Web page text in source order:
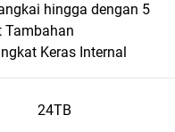
hingga dengan 5
Tambahan
Keras Internal
24TB